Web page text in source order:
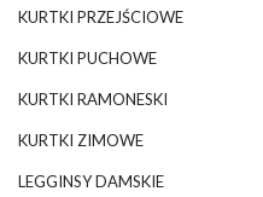
KURTKI PRZEJŚCIOWE
KURTKI PUCHOWE
KURTKI RAMONESKI
KURTKI ZIMOWE
LEGGINSY DAMSKIE